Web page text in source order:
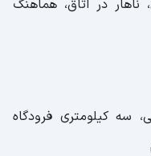
ناهار در اتاق، هماهنگ
سه کیلومتری فرودگاه